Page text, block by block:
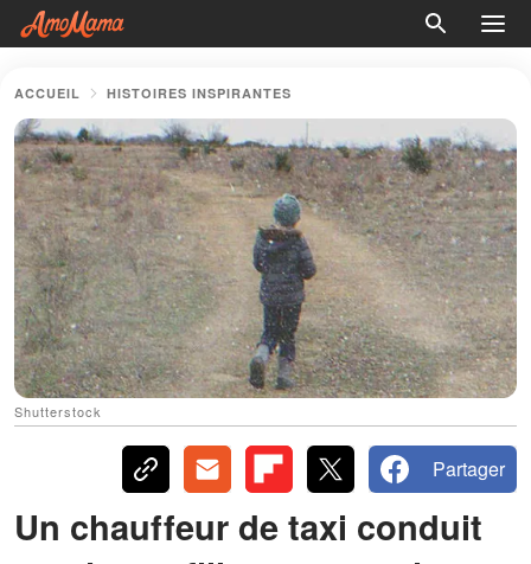
ACCUEIL HISTOIRES INSPIRANTES
Shutterstock
Partager
Un chauffeur de taxi conduit